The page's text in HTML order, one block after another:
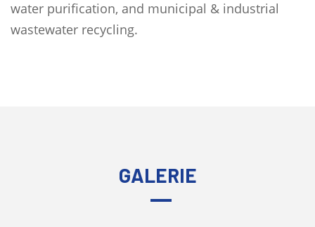
water purification, and municipal & industrial
wastewater recycling.
GALERIE